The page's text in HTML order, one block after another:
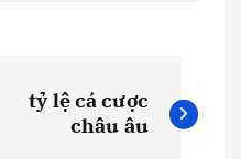
tỷ lệ cá cược
châu âu